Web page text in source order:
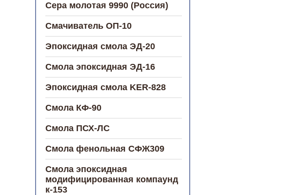
Сера молотая 9990 (Россия)
Смачиватель ОП-10
Эпоксидная смола ЭД-20
Смола эпоксидная ЭД-16
Эпоксидная смола KER-828
Смола КФ-90
Смола ПСХ-ЛС
Смола фенольная СФЖ309
Смола эпоксидная
модифицированная компаунд
к-153